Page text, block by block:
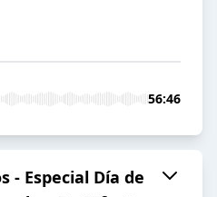
56:46
- Especial Día de